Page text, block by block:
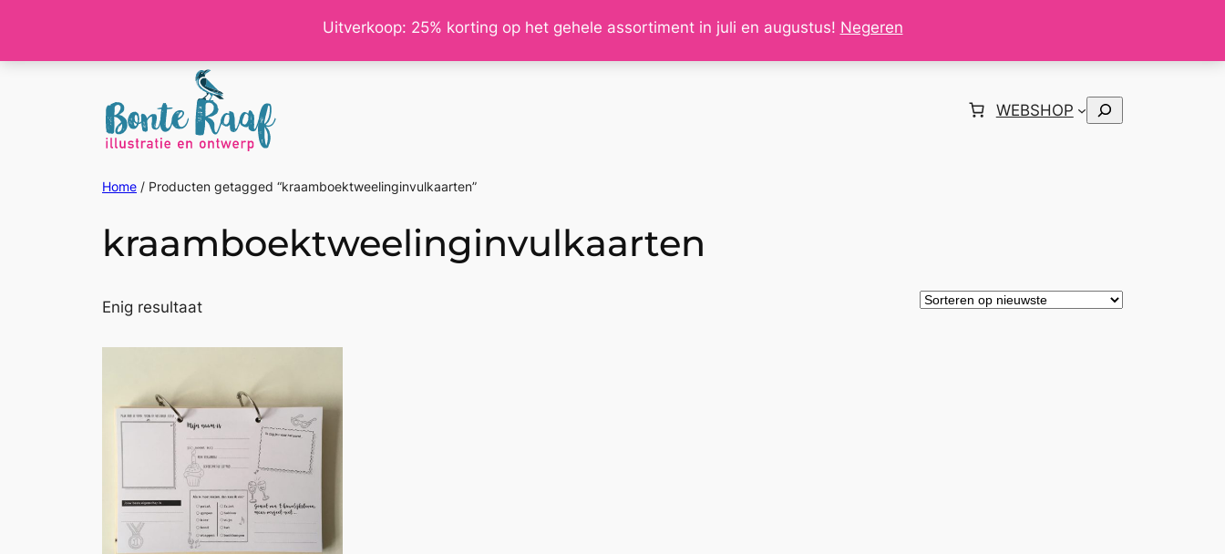
Uitverkoop: 25% korting op het gehele assortiment in juli en augustus! Negeren
de
WEBSHOP
Zoeken
Home / Producten getagged “kraamboektweelinginvulkaarten”
kraamboektweelinginvulkaarten
Enig resultaat